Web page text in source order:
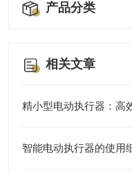
产品分类
相关文章
精小型电动执行器：高
智能电动执行器的使用